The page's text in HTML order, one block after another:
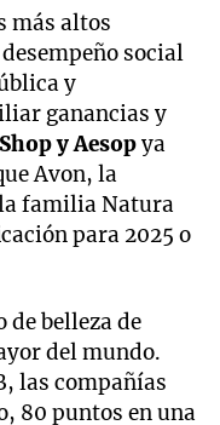
más altos
social
y
ganancias y
y Aesopya
Avon, la
familia Natura
para 2025 o
de belleza de
del mundo.
las compañías
80 puntos en una